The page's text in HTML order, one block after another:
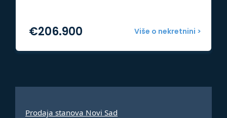
Više o nekretnini >
€206.900
Prodaja stanova Novi Sad